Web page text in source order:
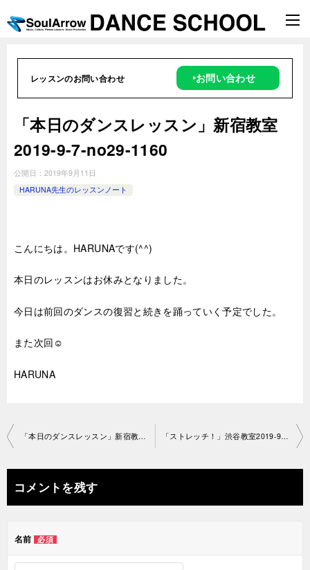
レッスンのお問い合わせ ‣お問い合わせ
「本日のダンスレッスン」新宿教室
2019-9-7-no29-1160
公開日： 2019年9月11日
HARUNA先生のレッスンノート
こんにちは。HARUNAです(^^)
本日のレッスンはお休みとなりました。
今日は前回のダンスの復習と続きを踊っていく予定でした。
また次回☺
HARUNA
投
ナ
ビ
ー
コメントを残す
名前 必須